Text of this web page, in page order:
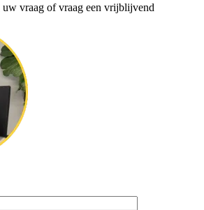
uw vraag of vraag een vrijblijvend